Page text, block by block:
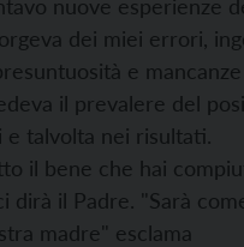
nuove esperienze
dei miei errori,
e
il prevalere del
e talvolta nei risultati.
il bene che hai
dirà il Padre. "Sarà
madre" esclama